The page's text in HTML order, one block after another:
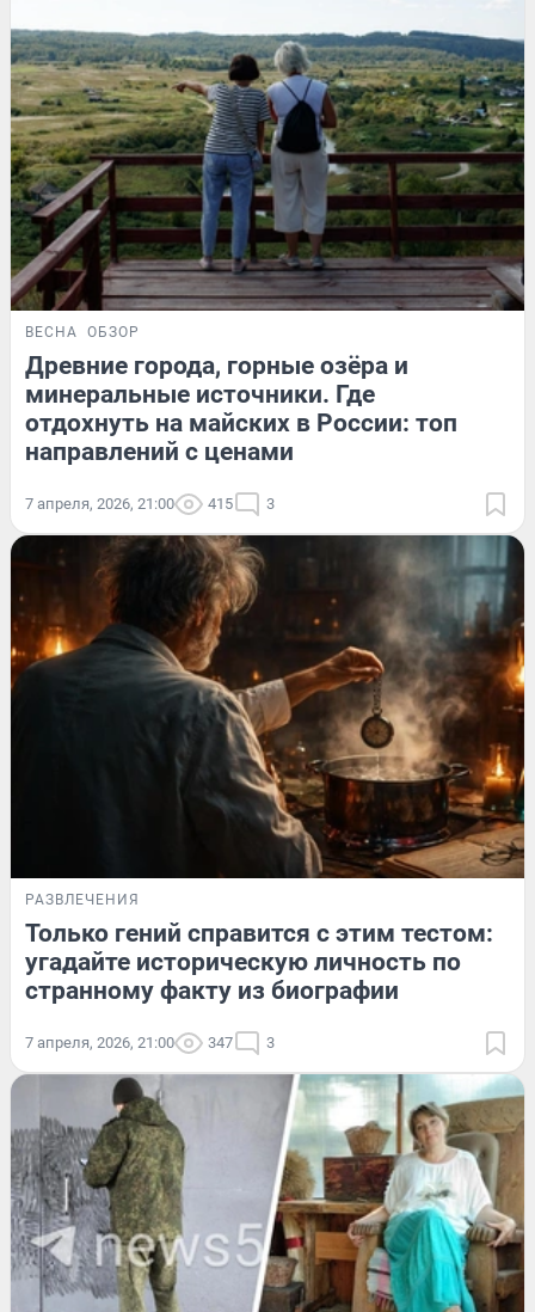
ВЕСНА ОБЗОР
Древние города, горные озёра и
минеральные источники. Где
отдохнуть на майских в России: топ
направлений с ценами
7 апреля, 2026, 21:00 415 3
РАЗВЛЕЧЕНИЯ
Только гений справится с этим тестом:
угадайте историческую личность по
странному факту из биографии
7 апреля, 2026, 21:00 347 3